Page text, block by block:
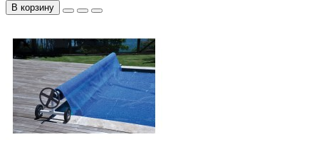
В корзину